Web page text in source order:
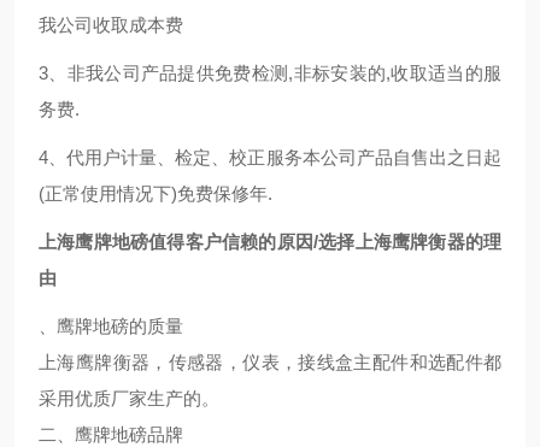
我公司收取成本费
3、非我公司产品提供免费检测,非标安装的,收取适当的服
务费.
4、代用户计量、检定、校正服务本公司产品自售出之日起
(正常使用情况下)免费保修年.
上海鹰牌地磅值得客户信赖的原因/选择上海鹰牌衡器的理
由
、鹰牌地磅的质量
上海鹰牌衡器，传感器，仪表，接线盒主配件和选配件都
采用优质厂家生产的。
二、鹰牌地磅品牌